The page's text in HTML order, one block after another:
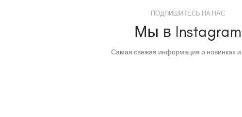
ПОДПИШИТЕСЬ НА НАС
Мы в Instagram
Самая свежая информация о новинках и